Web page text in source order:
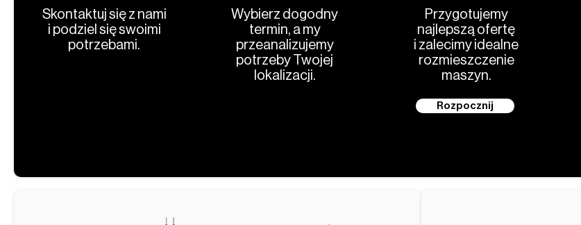
Skontaktuj się z nami
i podziel się swoimi
potrzebami.
Wybierz dogodny
termin, a my
przeanalizujemy
potrzeby Twojej
lokalizacji.
Przygotujemy
najlepszą ofertę
i zalecimy idealne
rozmieszczenie
maszyn.
Rozpocznij